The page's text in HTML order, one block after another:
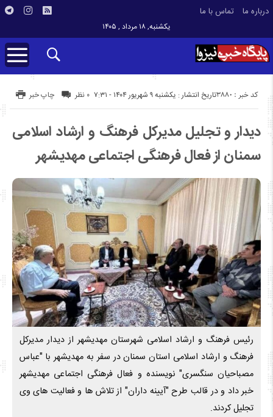
درباره ما تماس با ما
یکشنبه, ۱۸ مرداد , ۱۴۰۵
تاریخ انتشار : یکشنبه ۹ شهریور ۱۴۰۴ - ۷:۳۱ کد خبر : 3880 چاپ خبر ۰ نظر
دیدار و تجلیل مدیرکل فرهنگ و ارشاد اسلامی
سمنان از فعال فرهنگی اجتماعی مهدیشهر
رئیس فرهنگ و ارشاد اسلامی شهرستان مهدیشهر از دیدار مدیرکل
فرهنگ و ارشاد اسلامی استان سمنان در سفر به مهدیشهر با "عباس
مصباحیان سنگسری" نویسنده و فعال فرهنگی اجتماعی مهدیشهر
خبر داد و در قالب طرح "آیینه داران" از تلاش ها و فعالیت های وی
تجلیل کردند.